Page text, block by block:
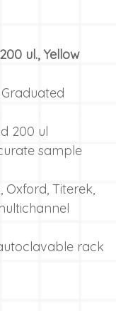
ul., Yellow
200 ul
sample
Oxford, Titerek,
rack